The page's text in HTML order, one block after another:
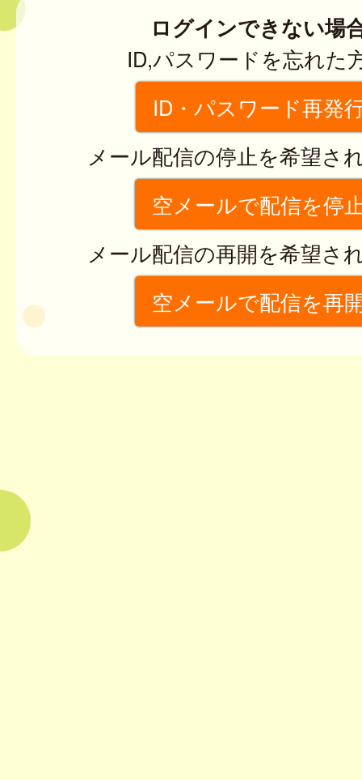
ログインできない場
ID,パスワードを忘れた
ID・パスワード再発
メール配信の停止を希望さ
空メールで配信を停
メール配信の再開を希望さ
空メールで配信を再